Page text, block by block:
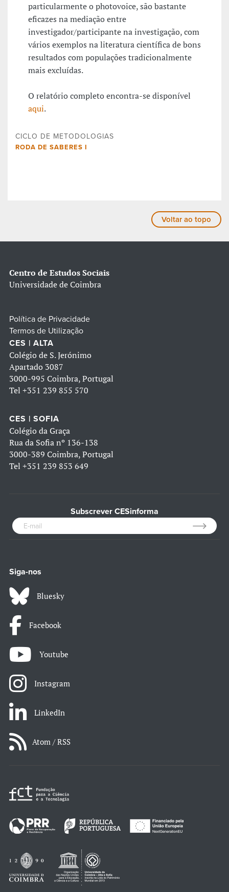
particularmente o photovoice, são bastante
eficazes na mediação entre
investigador/participante na investigação, com
vários exemplos na literatura científica de bons
resultados com populações tradicionalmente
mais excluídas.
O relatório completo encontra-se disponível
aqui.
CICLO DE METODOLOGIAS
RODA DE SABERES I
Voltar ao topo
Centro de Estudos Sociais
Universidade de Coimbra
Política de Privacidade
Termos de Utilização
CES | ALTA
Colégio de S. Jerónimo
Apartado 3087
3000-995 Coimbra, Portugal
Tel +351 239 855 570
CES | SOFIA
Colégio da Graça
Rua da Sofia nº 136-138
3000-389 Coimbra, Portugal
Tel +351 239 853 649
Subscrever CESinforma
Siga-nos
Bluesky
Facebook
Youtube
Instagram
LinkedIn
Atom / RSS